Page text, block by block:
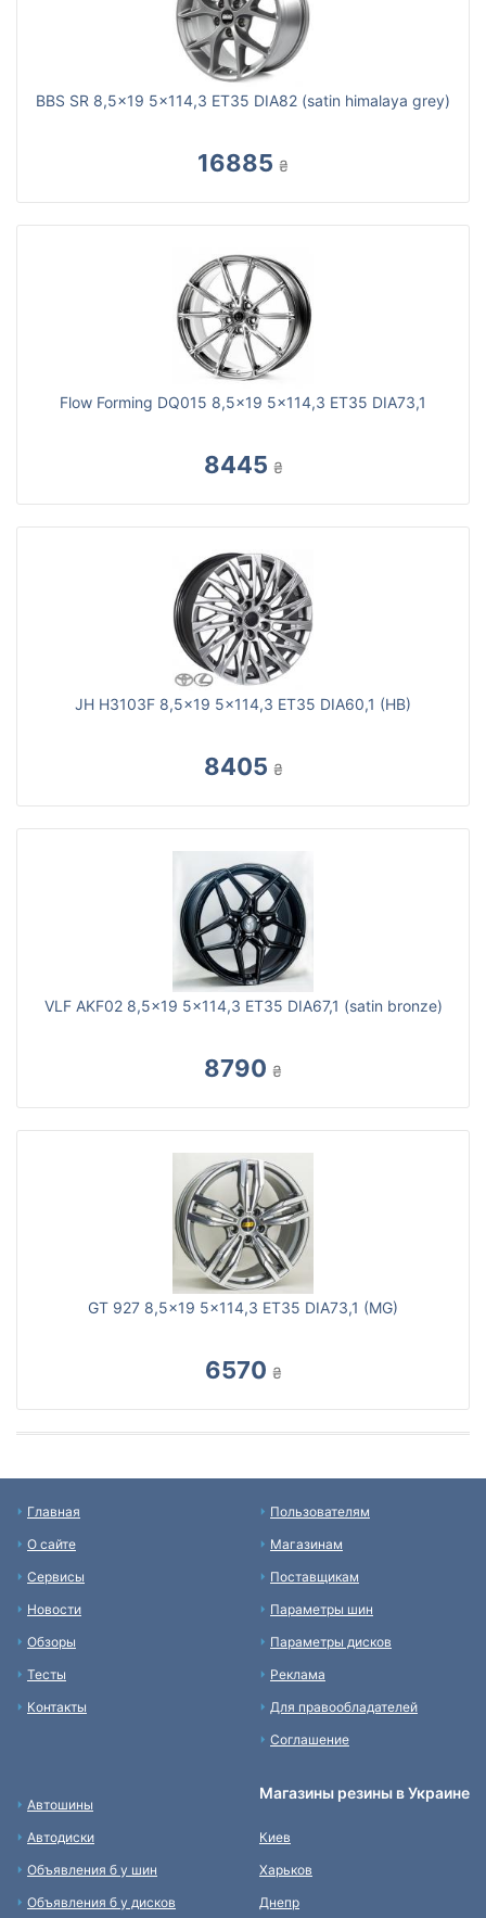
BBS SR 8,5x19 5x114,3 ET35 DIA82 (satin himalaya grey)
16885 ₴
Flow Forming DQ015 8,5x19 5x114,3 ET35 DIA73,1
8445 ₴
JH H3103F 8,5x19 5x114,3 ET35 DIA60,1 (HB)
8405 ₴
VLF AKF02 8,5x19 5x114,3 ET35 DIA67,1 (satin bronze)
8790 ₴
GT 927 8,5x19 5x114,3 ET35 DIA73,1 (MG)
6570 ₴
Главная
О сайте
Сервисы
Новости
Обзоры
Тесты
Контакты
Пользователям
Магазинам
Поставщикам
Параметры шин
Параметры дисков
Реклама
Для правообладателей
Соглашение
Автошины
Автодиски
Объявления б у шин
Объявления б у дисков
Магазины резины в Украине
Киев
Харьков
Днепр